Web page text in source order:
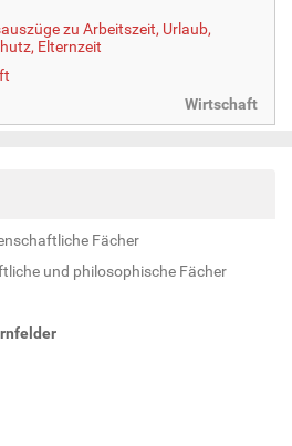
zu Arbeitszeit, Urlaub,
Elternzeit
Wirtschaft
Fächer
und philosophische Fächer